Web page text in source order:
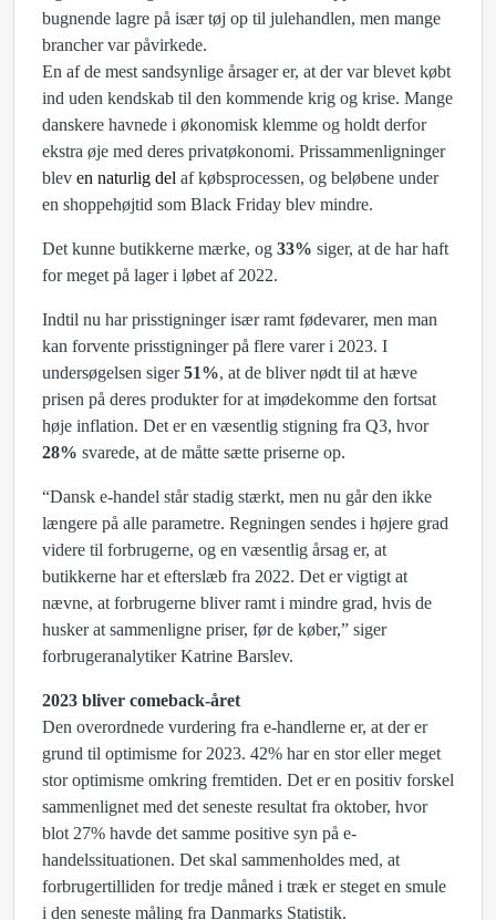
bugnende lagre på især tøj op til julehandlen, men mange
brancher var påvirkede.
En af de mest sandsynlige årsager er, at der var blevet købt
ind uden kendskab til den kommende krig og krise. Mange
danskere havnede i økonomisk klemme og holdt derfor
ekstra øje med deres privatøkonomi. Prissammenligninger
blev en naturlig del af købsprocessen, og beløbene under
en shoppehøjtid som Black Friday blev mindre.
Det kunne butikkerne mærke, og 33% siger, at de har haft
for meget på lager i løbet af 2022.
Indtil nu har prisstigninger især ramt fødevarer, men man
kan forvente prisstigninger på flere varer i 2023. I
undersøgelsen siger51%, at de bliver nødt til at hæve
prisen på deres produkter for at imødekomme den fortsat
høje inflation. Det er en væsentlig stigning fra Q3, hvor
28% svarede, at de måtte sætte priserne op.
“Dansk e-handel står stadig stærkt, men nu går den ikke
længere på alle parametre. Regningen sendes i højere grad
videre til forbrugerne, og en væsentlig årsag er, at
butikkerne har et efterslæb fra 2022. Det er vigtigt at
nævne, at forbrugerne bliver ramt i mindre grad, hvis de
husker at sammenligne priser, før de køber,” siger
forbrugeranalytiker Katrine Barslev.
2023 bliver comeback-året
Den overordnede vurdering fra e-handlerne er, at der er
grund til optimisme for 2023. 42% har en stor eller meget
stor optimisme omkring fremtiden. Det er en positiv forskel
sammenlignet med det seneste resultat fra oktober, hvor
blot 27% havde det samme positive syn på e-
handelssituationen. Det skal sammenholdes med, at
forbrugertilliden for tredje måned i træk er steget en smule
i den seneste måling fra Danmarks Statistik.